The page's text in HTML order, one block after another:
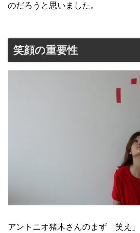
のだろうと思いました。
笑顔の重要性
アントニオ猪木さんのまず「笑え